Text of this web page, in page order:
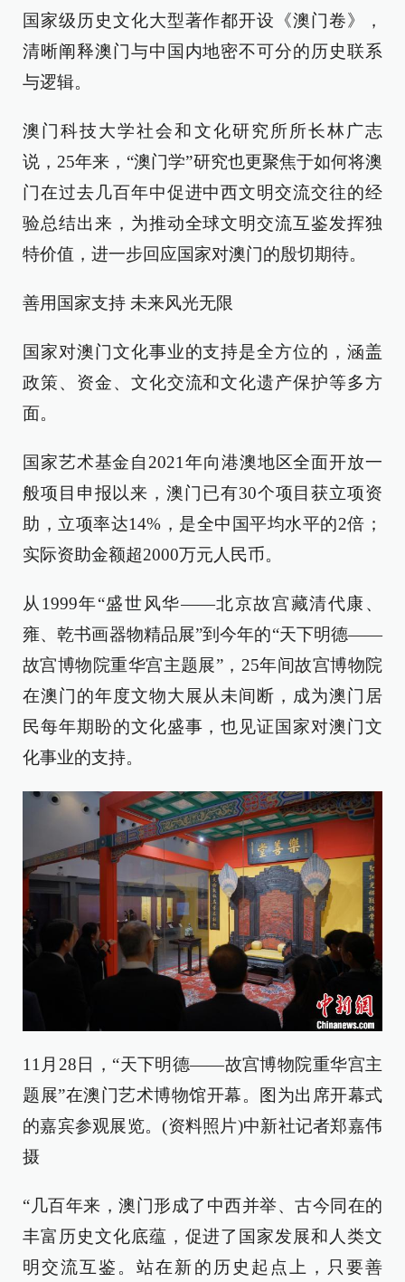
国家级历史文化大型著作都开设《澳门卷》，
清晰阐释澳门与中国内地密不可分的历史联系
与逻辑。
澳门科技大学社会和文化研究所所长林广志
说，25年来，“澳门学”研究也更聚焦于如何将澳
门在过去几百年中促进中西文明交流交往的经
验总结出来，为推动全球文明交流互鉴发挥独
特价值，进一步回应国家对澳门的殷切期待。
善用国家支持 未来风光无限
国家对澳门文化事业的支持是全方位的，涵盖
政策、资金、文化交流和文化遗产保护等多方
面。
国家艺术基金自2021年向港澳地区全面开放一
般项目申报以来，澳门已有30个项目获立项资
助，立项率达14%，是全中国平均水平的2倍；
实际资助金额超2000万元人民币。
从1999年“盛世风华——北京故宫藏清代康、
雍、乾书画器物精品展”到今年的“天下明德——
故宫博物院重华宫主题展”，25年间故宫博物院
在澳门的年度文物大展从未间断，成为澳门居
民每年期盼的文化盛事，也见证国家对澳门文
化事业的支持。
11月28日，“天下明德——故宫博物院重华宫主
题展”在澳门艺术博物馆开幕。图为出席开幕式
的嘉宾参观展览。(资料照片)中新社记者郑嘉伟
摄
“几百年来，澳门形成了中西并举、古今同在的
丰富历史文化底蕴，促进了国家发展和人类文
明交流互鉴。站在新的历史起点上，只要善